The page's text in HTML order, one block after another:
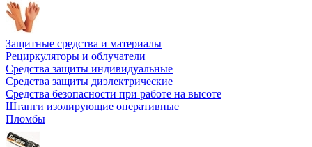
Защитные средства и материалы
Рециркуляторы и облучатели
Средства защиты индивидуальные
Средства защиты диэлектрические
Средства безопасности при работе на высоте
Штанги изолирующие оперативные
Пломбы